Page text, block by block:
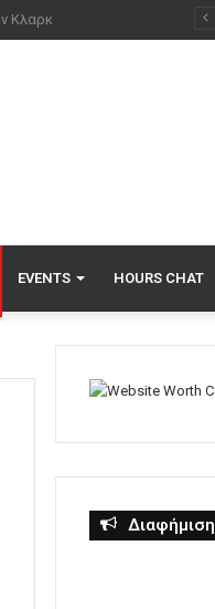
στο βάθος… Ρωσία
EVENTS HOURS CHAT
Διαφήμιση